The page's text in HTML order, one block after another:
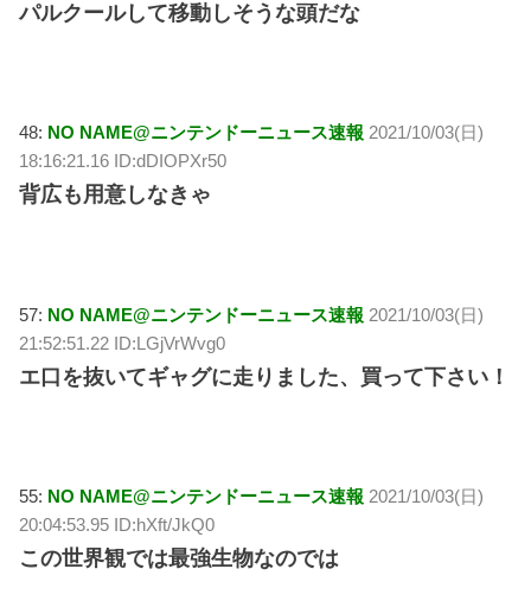
パルクールして移動しそうな頭だな
48: NO NAME@ニンテンドーニュース速報 2021/10/03(日)
18:16:21.16 ID:dDIOPXr50
背広も用意しなきゃ
57: NO NAME@ニンテンドーニュース速報 2021/10/03(日)
21:52:51.22 ID:LGjVrWvg0
エ口を抜いてギャグに走りました、買って下さい！
55: NO NAME@ニンテンドーニュース速報 2021/10/03(日)
20:04:53.95 ID:hXft/JkQ0
この世界観では最強生物なのでは